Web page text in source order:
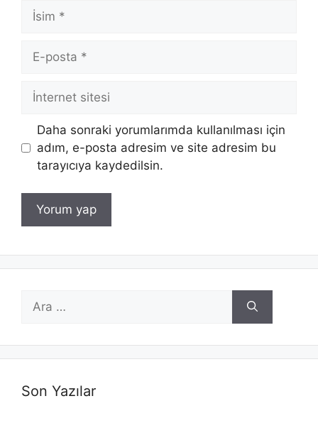
İsim
posta
İnternet
Daha sonraki yorumlarımda kullanılması için
adım, e-posta adresim ve site adresim bu
tarayıcıya kaydedilsin.
ara
Son Yazılar